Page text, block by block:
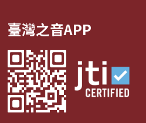
臺灣之音APP